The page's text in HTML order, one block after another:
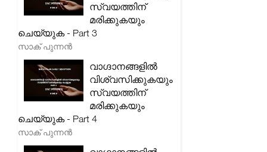
സ്വയത്തിന്
മരിക്കുകയും
ചെയ്യുക - Part 3
സാക് പുന്നൻ
വാഗ്ദാനങ്ങളിൽ
വിശ്വസിക്കുകയും
സ്വയത്തിന്
മരിക്കുകയും
ചെയ്യുക - Part 4
സാക് പുന്നൻ